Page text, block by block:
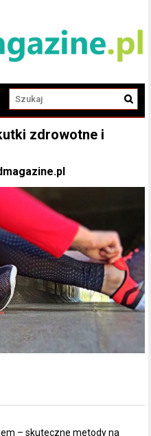
zdrowotne i
– skuteczne metody na